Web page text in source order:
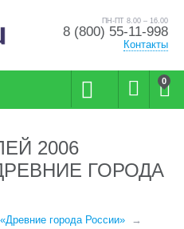
ПН-ПТ 8.00 – 16.00
8 (800) 55-11-998
Контакты
0
2006
ГОРОДА
города России»